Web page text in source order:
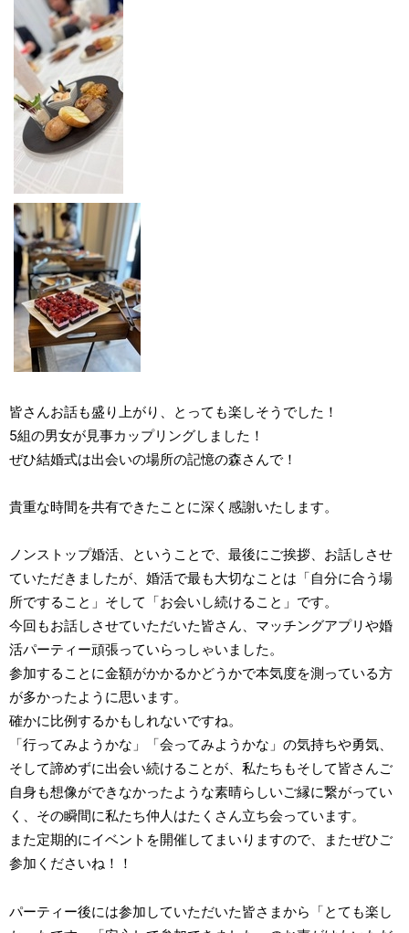
皆さんお話も盛り上がり、とっても楽しそうでした！
5組の男女が見事カップリングしました！
ぜひ結婚式は出会いの場所の記憶の森さんで！
貴重な時間を共有できたことに深く感謝いたします。
ノンストップ婚活、ということで、最後にご挨拶、お話しさせ
ていただきましたが、婚活で最も大切なことは「自分に合う場
所ですること」そして「お会いし続けること」です。
今回もお話しさせていただいた皆さん、マッチングアプリや婚
活パーティー頑張っていらっしゃいました。
参加することに金額がかかるかどうかで本気度を測っている方
が多かったように思います。
確かに比例するかもしれないですね。
「行ってみようかな」「会ってみようかな」の気持ちや勇気、
そして諦めずに出会い続けることが、私たちもそして皆さんご
自身も想像ができなかったような素晴らしいご縁に繋がってい
く、その瞬間に私たち仲人はたくさん立ち会っています。
また定期的にイベントを開催してまいりますので、またぜひご
参加くださいね！！
パーティー後には参加していただいた皆さまから「とても楽し